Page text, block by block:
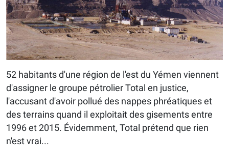
52 habitants d'une région de l'est du Yémen viennent
d'assigner le groupe pétrolier Total en justice,
l'accusant d'avoir pollué des nappes phréatiques et
des terrains quand il exploitait des gisements entre
1996 et 2015. Évidemment, Total prétend que rien
n'est vrai...